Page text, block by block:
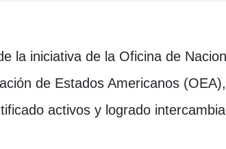
la iniciativa de la Oficina de
de Estados Americanos
activos y logrado